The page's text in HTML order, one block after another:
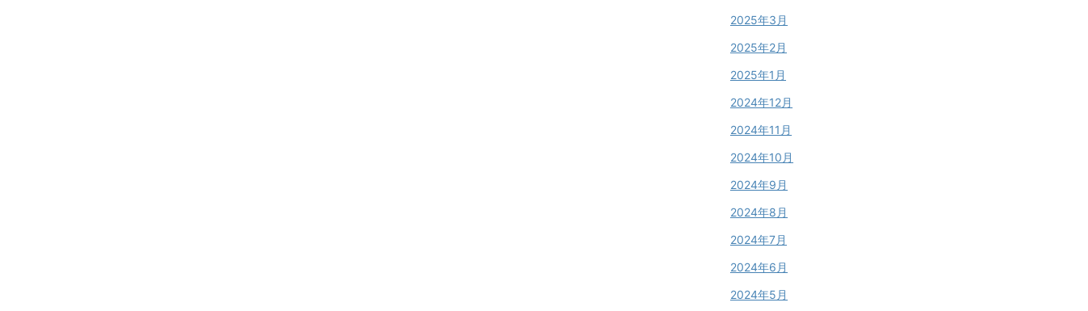
2025年3月
2025年2月
2025年1月
2024年12月
2024年11月
2024年10月
2024年9月
2024年8月
2024年7月
2024年6月
2024年5月